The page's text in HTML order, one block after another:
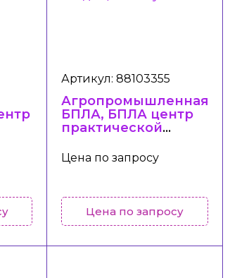
Артикул: 88103355
Агропромышленная
БПЛА, БПЛА центр
практической
колледже/
техникуме
Цена по запросу
Цена по запросу